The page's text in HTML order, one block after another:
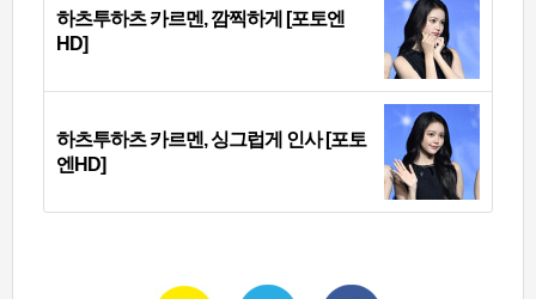
하츠투하츠 카르멘, 깜찍하게 [포토엔
HD]
하츠투하츠 카르멘, 싱그럽게 인사 [포토
엔HD]